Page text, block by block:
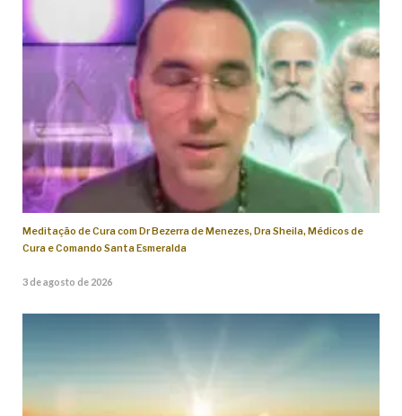
Meditação de Cura com Dr Bezerra de Menezes, Dra Sheila, Médicos de
Cura e Comando Santa Esmeralda
3 de agosto de 2026